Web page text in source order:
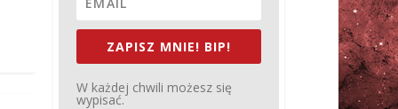
ZAPISZ MNIE! BIP!
W każdej chwili możesz się
wypisać.